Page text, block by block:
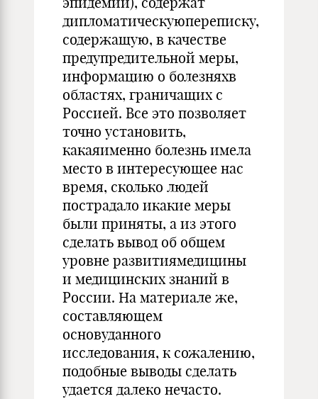
дипломатическуюпереписку,
содержащую, в качестве
предупредительной меры,
информацию о болезняхв
областях, граничащих с
Россией. Все это позволяет
точно установить,
какаяименно болезнь имела
место в интересующее нас
время, сколько людей
пострадало икакие меры
были приняты, а из этого
сделать вывод об общем
уровне развитиямедицины
и медицинских знаний в
России. На материале же,
составляющем
основуданного
исследования, к сожалению,
подобные выводы сделать
удается далеко нечасто.